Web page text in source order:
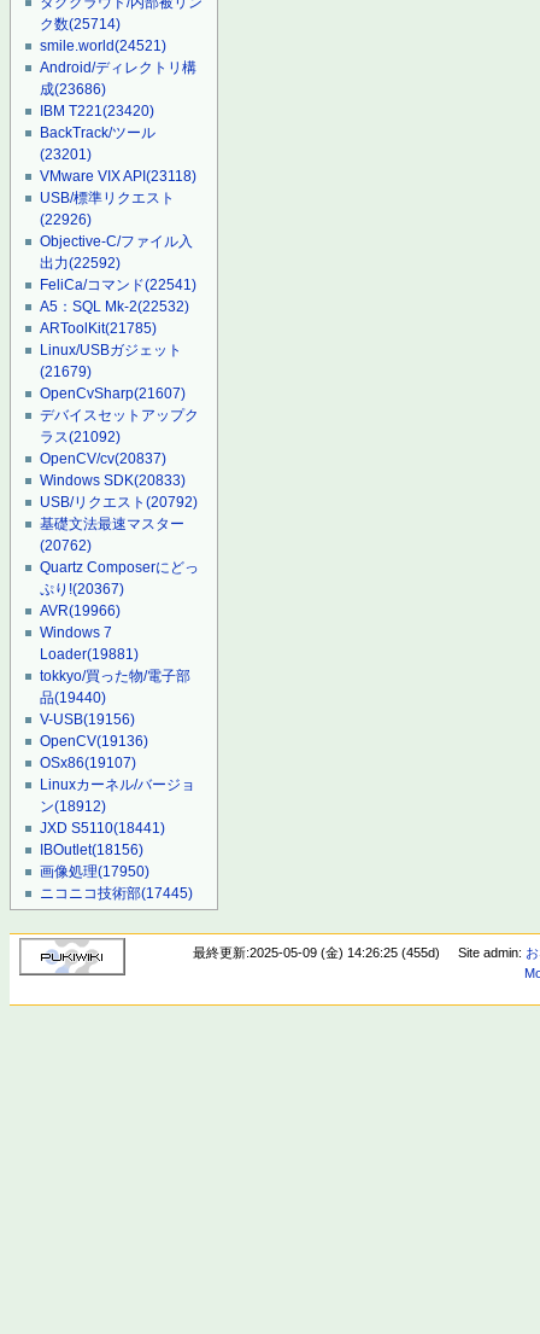
ク数(25714)
smile.world(24521)
Android/ディレクトリ構
成(23686)
IBM T221(23420)
BackTrack/ツール
(23201)
VMware VIX API(23118)
USB/標準リクエスト
(22926)
Objective-C/ファイル入
出力(22592)
FeliCa/コマンド(22541)
A5：SQL Mk-2(22532)
ARToolKit(21785)
Linux/USBガジェット
(21679)
OpenCvSharp(21607)
デバイスセットアップク
ラス(21092)
OpenCV/cv(20837)
Windows SDK(20833)
USB/リクエスト(20792)
基礎文法最速マスター
(20762)
Quartz Composerにどっ
ぷり!(20367)
AVR(19966)
Windows 7
Loader(19881)
tokkyo/買った物/電子部
品(19440)
V-USB(19156)
OpenCV(19136)
OSx86(19107)
Linuxカーネル/バージョ
ン(18912)
JXD S5110(18441)
IBOutlet(18156)
画像処理(17950)
ニコニコ技術部(17445)
最終更新:2025-05-09 (金) 14:26:25 (455d) Site admin: